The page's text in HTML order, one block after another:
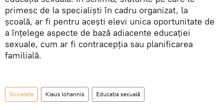
primesc de la specialiști în cadru organizat, la
școală, ar fi pentru acești elevi unica oportunitate de
a înțelege aspecte de bază adiacente educației
sexuale, cum ar fi contracepția sau planificarea
familială.
Societate Klaus Iohannis Educația sexuală